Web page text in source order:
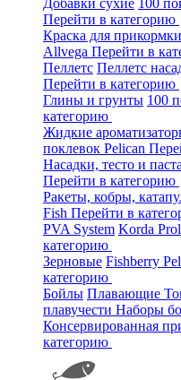
Добавки сухие 100
Перейти в категорию
Краска для прикормки
Allvega Перейти в
Пеллетс Пеллетс
Перейти в категорию
Глины и грунты 100
категорию
Жидкие
поклевок Pelican
Насадки, тесто и паста
Перейти в категорию
Ракеты, кобры,
Fish Перейти в
PVA System Korda
категорию
Зерновые Fishberry
категорию
Бойлы Плавающие
плавучести Наборы
Консервированная
категорию